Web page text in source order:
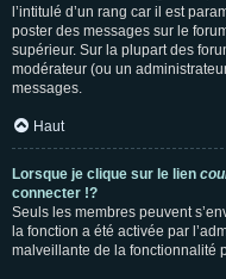
l’intitulé d’un rang car il est
poster des messages sur le
supérieur. Sur la plupart des
modérateur (ou un
messages.
Haut
Lorsque je clique sur le lien
connecter !?
Seuls les membres peuvent
la fonction a été activée par
malveillante de la fonctionnalité